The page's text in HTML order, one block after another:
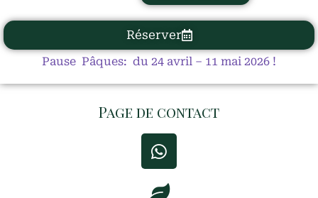
Réserver
Pause Pâques: du 24 avril – 11 mai 2026 !
Page de contact